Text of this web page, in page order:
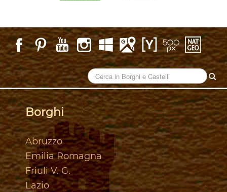
Borghi
Abruzzo
Emilia Romagna
Friuli V. G.
Lazio